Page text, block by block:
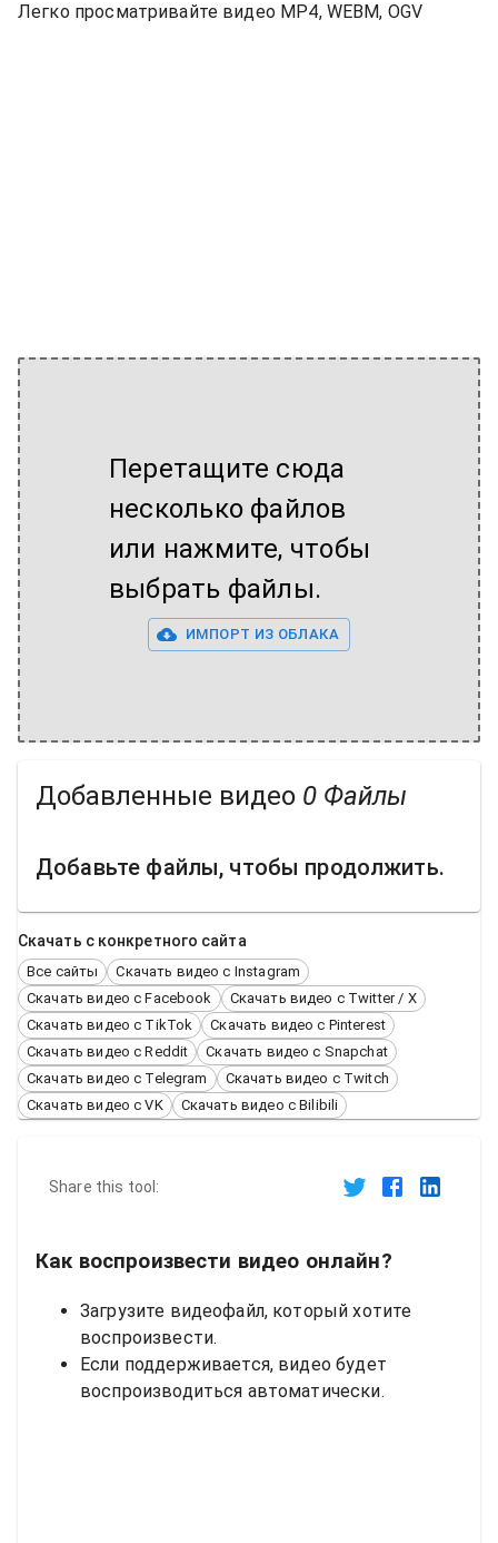
Легко просматривайте видео MP4, WEBM, OGV
Перетащите сюда
несколько файлов
или нажмите, чтобы
выбрать файлы.
ИМПОРТ ИЗ ОБЛАКА
Добавленные видео 0 Файлы
Добавьте файлы, чтобы продолжить.
Скачать с конкретного сайта
Все сайты
Скачать видео с Instagram
Скачать видео с Facebook
Скачать видео с Twitter / X
Скачать видео с TikTok
Скачать видео с Pinterest
Скачать видео с Reddit
Скачать видео с Snapchat
Скачать видео с Telegram
Скачать видео с Twitch
Скачать видео с VK
Скачать видео с Bilibili
Share this tool:
Как воспроизвести видео онлайн?
Загрузите видеофайл, который хотите
воспроизвести.
Если поддерживается, видео будет
воспроизводиться автоматически.